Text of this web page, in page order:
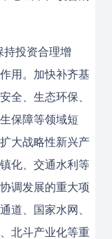
持投资合理增
用。加快补齐基
全、生态环保、
保障等领域短
大战略性新兴产
化、交通水利等
调发展的重大项
道、国家水网、
北斗产业化等重